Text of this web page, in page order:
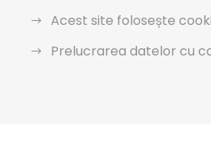
Acest site folosește
Prelucrarea datelor cu